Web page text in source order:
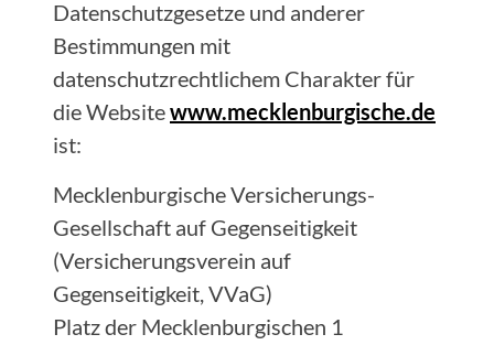
Datenschutzgesetze und anderer
Bestimmungen mit
datenschutzrechtlichem Charakter für
die Websitewww.mecklenburgische.de
ist:
Mecklenburgische Versicherungs-
Gesellschaft auf Gegenseitigkeit
(Versicherungsverein auf
Gegenseitigkeit, VVaG)
Platz der Mecklenburgischen 1